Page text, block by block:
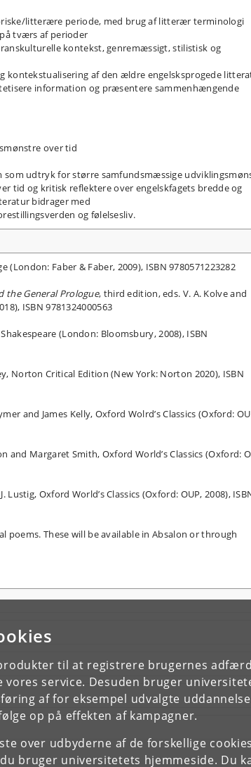
til at registrere brugernes
service. Desuden bruger
af for eksempel udvalgte
op på effekten af kampagner.
over udbyderne af de forskellige
bruger universitetets hjemmeside. Du
litterære periode, med brug af litterær terminologi
tværs af perioder
kontekst, genremæssigt, stilistisk og
af den ældre engelsksprogede
information og præsentere sammenhængende
over tid
udtryk for større samfundsmæssige
tid og kritisk reflektere over engelskfagets bredde og
bidrager med
og følelsesliv.
(London: Faber & Faber, 2009), ISBN 9780571223282
the General Prologue, third edition, eds. V. A. Kolve and
ISBN 9781324000563
(London: Bloomsbury, 2008), ISBN
Norton Critical Edition (New York: Norton 2020), ISBN
and James Kelly, Oxford Wolrd’s Classics (Oxford:
and Margaret Smith, Oxford World’s Classics (Oxford:
Lustig, Oxford World’s Classics (Oxford: OUP, 2008),
These will be available in Absalon or through